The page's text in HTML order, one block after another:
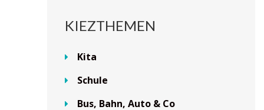
KIEZTHEMEN
Kita
Schule
Bus, Bahn, Auto & Co